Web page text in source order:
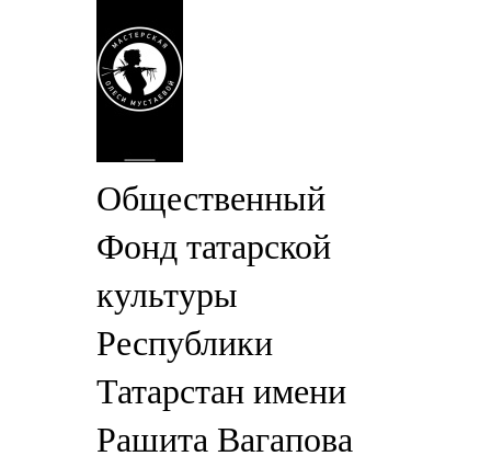
Общественный
Фонд татарской
культуры
Республики
Татарстан имени
Рашита Вагапова